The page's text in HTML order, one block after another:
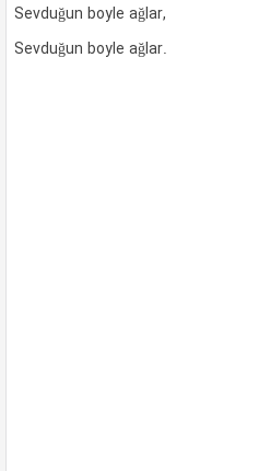
Sevduğun boyle ağlar,
Sevduğun boyle ağlar.